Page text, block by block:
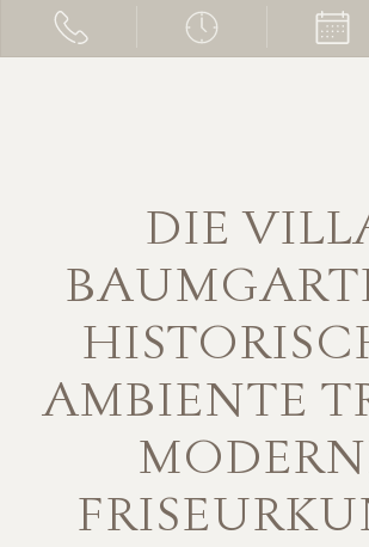
DIE
AMBIENTE